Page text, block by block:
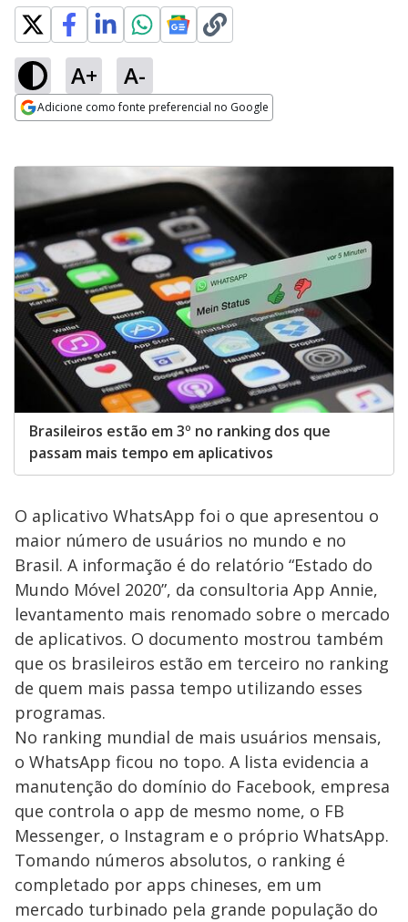
A+ A-
Adicione como fonte preferencial no Google
Brasileiros estão em 3º no ranking dos que
passam mais tempo em aplicativos
O aplicativo WhatsApp foi o que apresentou o
maior número de usuários no mundo e no
Brasil. A informação é do relatório “Estado do
Mundo Móvel 2020”, da consultoria App Annie,
levantamento mais renomado sobre o mercado
de aplicativos. O documento mostrou também
que os brasileiros estão em terceiro no ranking
de quem mais passa tempo utilizando esses
programas.
No ranking mundial de mais usuários mensais,
o WhatsApp ficou no topo. A lista evidencia a
manutenção do domínio do Facebook, empresa
que controla o app de mesmo nome, o FB
Messenger, o Instagram e o próprio WhatsApp.
Tomando números absolutos, o ranking é
completado por apps chineses, em um
mercado turbinado pela grande população do